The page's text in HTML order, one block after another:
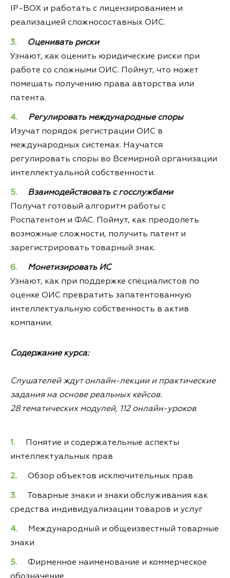
IP-BOX и работать с лицензированием и
реализацией сложносоставных ОИС.
Оценивать риски
Узнают, как оценить юридические риски при
работе со сложными ОИС. Поймут, что может
помешать получению права авторства или
патента.
Регулировать международные споры
Изучат порядок регистрации ОИС в
международных системах. Научатся
регулировать споры во Всемирной организации
интеллектуальной собственности.
Взаимодействовать с госслужбами
Получат готовый алгоритм работы с
Роспатентом и ФАС. Поймут, как преодолеть
возможные сложности, получить патент и
зарегистрировать товарный знак.
Монетизировать ИС
Узнают, как при поддержке специалистов по
оценке ОИС превратить запатентованную
интеллектуальную собственность в актив
компании.
Содержание курса:
Слушателей ждут онлайн-лекции и практические
задания на основе реальных кейсов.
28 тематических модулей, 112 онлайн-уроков
Понятие и содержательные аспекты
интеллектуальных прав
Обзор объектов исключительных прав
Товарные знаки и знаки обслуживания как
средства индивидуализации товаров и услуг
Международный и общеизвестный товарные
знаки
Фирменное наименование и коммерческое